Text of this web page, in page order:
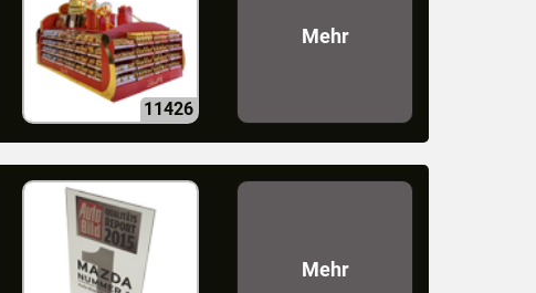
11426
Mehr
Mehr